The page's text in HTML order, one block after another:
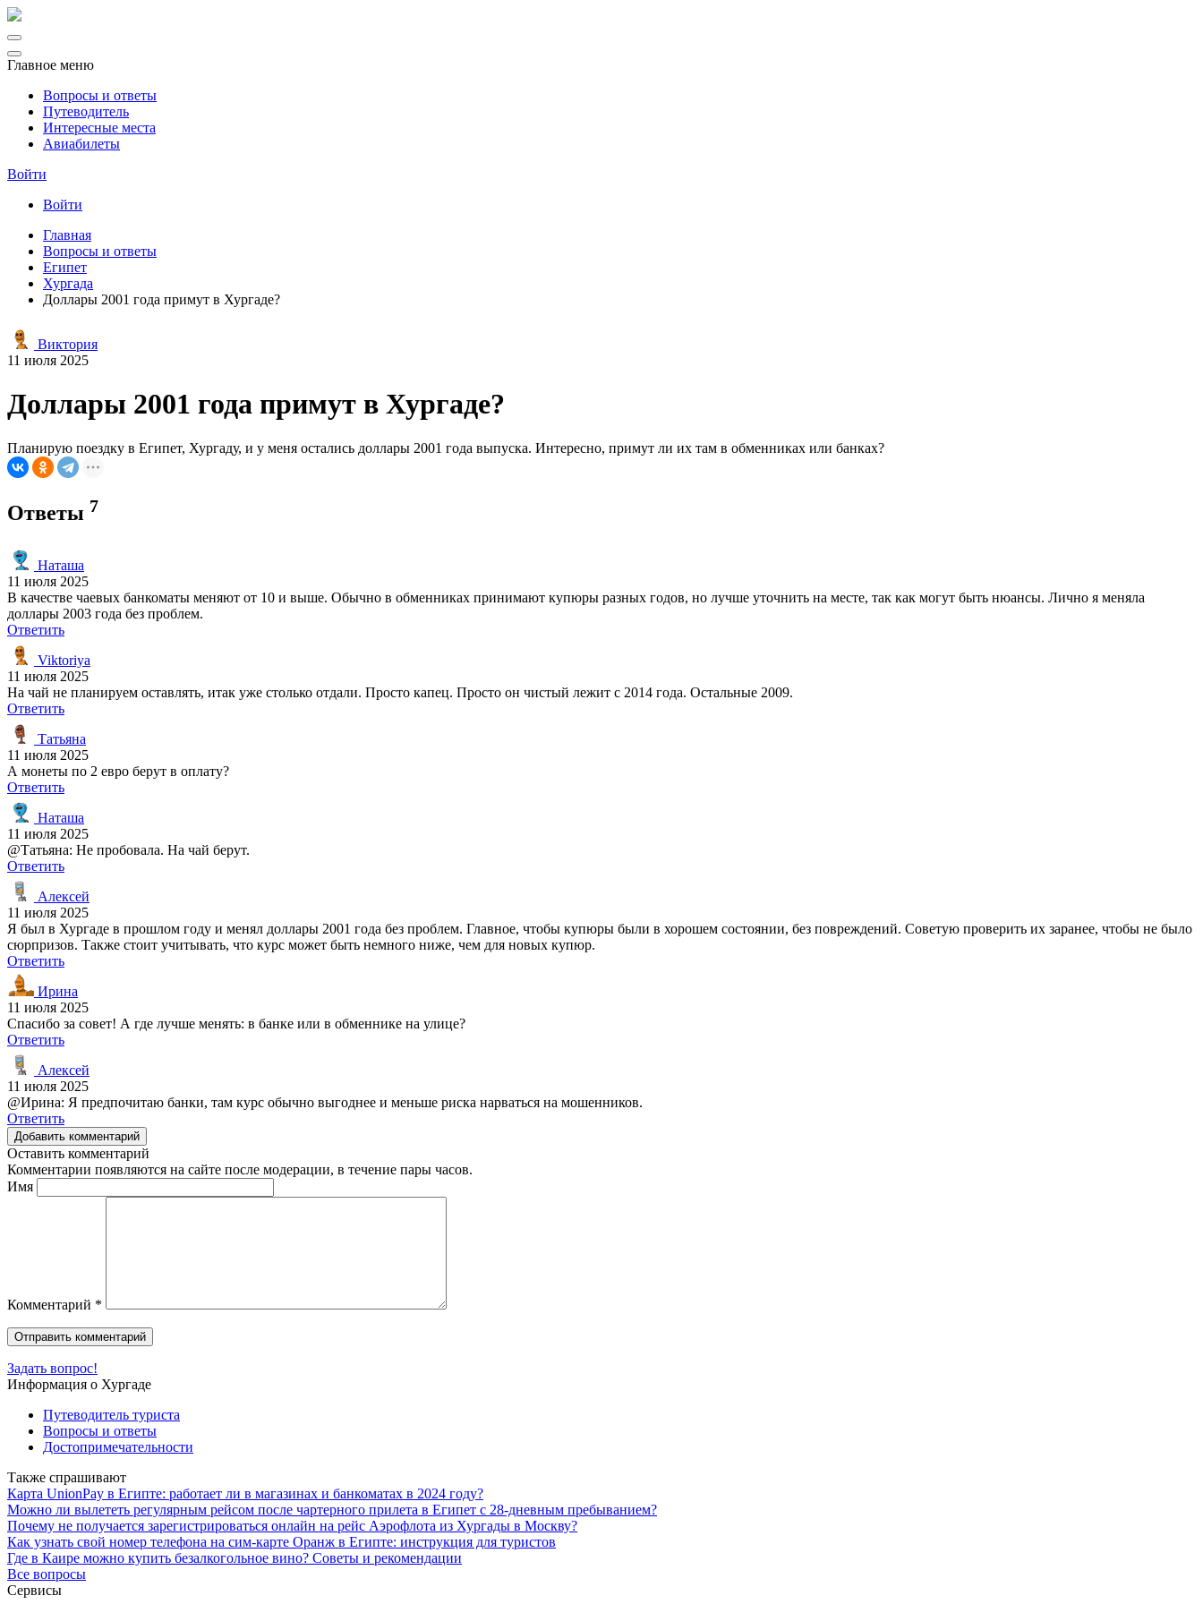
Главное меню
Вопросы и ответы
Путеводитель
Интересные места
Авиабилеты
Войти
Войти
Главная
Вопросы и ответы
Египет
Хургада
Доллары 2001 года примут в Хургаде?
Виктория
11 июля 2025
Доллары 2001 года примут в Хургаде?
Планирую поездку в Египет, Хургаду, и у меня остались доллары 2001 года выпуска. Интересно, примут ли их там в обменниках или банках?
Ответы 7
Наташа
11 июля 2025
В качестве чаевых банкоматы меняют от 10 и выше. Обычно в обменниках принимают купюры разных годов, но лучше уточнить на месте, так как могут быть нюансы. Лично я меняла
доллары 2003 года без проблем.
Ответить
Viktoriya
11 июля 2025
На чай не планируем оставлять, итак уже столько отдали. Просто капец. Просто он чистый лежит с 2014 года. Остальные 2009.
Ответить
Татьяна
11 июля 2025
А монеты по 2 евро берут в оплату?
Ответить
Наташа
11 июля 2025
@Татьяна: Не пробовала. На чай берут.
Ответить
Алексей
11 июля 2025
Я был в Хургаде в прошлом году и менял доллары 2001 года без проблем. Главное, чтобы купюры были в хорошем состоянии, без повреждений. Советую проверить их заранее, чтобы не было
сюрпризов. Также стоит учитывать, что курс может быть немного ниже, чем для новых купюр.
Ответить
Ирина
11 июля 2025
Спасибо за совет! А где лучше менять: в банке или в обменнике на улице?
Ответить
Алексей
11 июля 2025
@Ирина: Я предпочитаю банки, там курс обычно выгоднее и меньше риска нарваться на мошенников.
Ответить
Добавить комментарий
Оставить комментарий
Комментарии появляются на сайте после модерации, в течение пары часов.
Имя
Комментарий *
Задать вопрос!
Информация о Хургаде
Путеводитель туриста
Вопросы и ответы
Достопримечательности
Также спрашивают
Карта UnionPay в Египте: работает ли в магазинах и банкоматах в 2024 году?
Можно ли вылететь регулярным рейсом после чартерного прилета в Египет с 28-дневным пребыванием?
Почему не получается зарегистрироваться онлайн на рейс Аэрофлота из Хургады в Москву?
Как узнать свой номер телефона на сим-карте Оранж в Египте: инструкция для туристов
Где в Каире можно купить безалкогольное вино? Советы и рекомендации
Все вопросы
Сервисы